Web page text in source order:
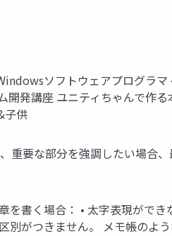
ソフトウェアプログラ
発講座 ユニティちゃんで作
子供
要な部分を強調したい場合
書く場合： • 太字表現がで
がつきません。 メモ帳のよ